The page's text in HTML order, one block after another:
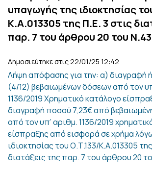
υπαγωγής της ιδιοκτησίας
Κ.Α.013305 της Π.Ε. 3 στις
παρ. 7 του άρθρου 20 του
Δημοσιεύτηκε στις 22/01/25 12:42
Λήψη απόφασης για την: α) διαγραφή
(4/12) βεβαιωμένων δόσεων από τον
1136/2019 Χρηματικό κατάλογο
διαγραφή ποσού 7,23€ από
από τον υπ’ αριθμ. 1136/2019
είσπραξης από εισφορά σε χρήμα
ιδιοκτησίας του Ο.Τ.133/Κ.Α.013305
διατάξεις της παρ. 7 του άρθρου 20